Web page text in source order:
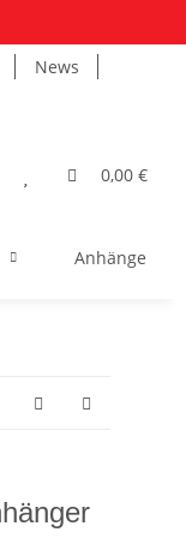
News
0,00 €
Anhänger